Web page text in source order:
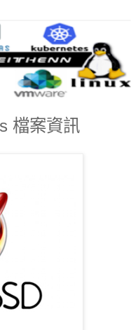
檔案資訊